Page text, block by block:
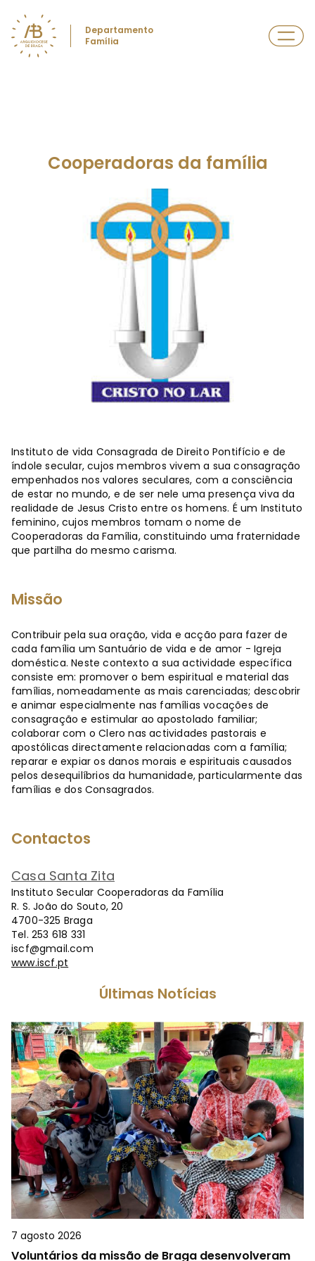
Departamento
Família
Cooperadoras da família
Instituto de vida Consagrada de Direito Pontifício e de
índole secular, cujos membros vivem a sua consagração
empenhados nos valores seculares, com a consciência
de estar no mundo, e de ser nele uma presença viva da
realidade de Jesus Cristo entre os homens. É um Instituto
feminino, cujos membros tomam o nome de
Cooperadoras da Família, constituindo uma fraternidade
que partilha do mesmo carisma.
Missão
Contribuir pela sua oração, vida e acção para fazer de
cada família um Santuário de vida e de amor - Igreja
doméstica. Neste contexto a sua actividade específica
consiste em: promover o bem espiritual e material das
famílias, nomeadamente as mais carenciadas; descobrir
e animar especialmente nas famílias vocações de
consagração e estimular ao apostolado familiar;
colaborar com o Clero nas actividades pastorais e
apostólicas directamente relacionadas com a família;
reparar e expiar os danos morais e espirituais causados
pelos desequilíbrios da humanidade, particularmente das
famílias e dos Consagrados.
Contactos
Casa Santa Zita
Instituto Secular Cooperadoras da Família
R. S. João do Souto, 20
4700-325 Braga
Tel. 253 618 331
iscf@gmail.com
www.iscf.pt
Últimas Notícias
7 agosto 2026
Voluntários da missão de Braga desenvolveram